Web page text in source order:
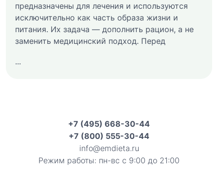
предназначены для лечения и используются
исключительно как часть образа жизни и
питания. Их задача — дополнить рацион, а не
заменить медицинский подход. Перед
...
+7 (495) 668-30-44
+7 (800) 555-30-44
info@emdieta.ru
Режим работы: пн-вс с 9:00 до 21:00